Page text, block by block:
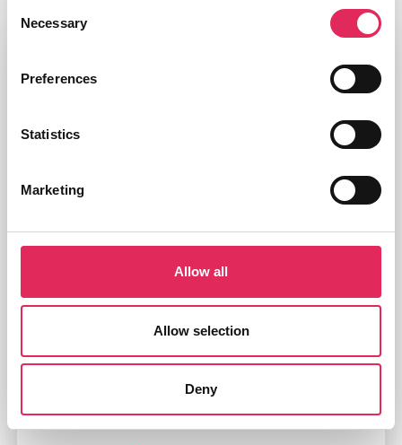
Selection
Necessary
Preferences
Statistics
Marketing
Allow all
Allow selection
Deny
spillesteder og koncertarrangørers arbejde”, der
præsenterer resultaterne af en brancheundersøgelse,
koncertarrangørers arbejde med publikumsudvikling
Læs vores rapporter her
Nysgerrig på publikumsudvikling?
Få abonnement